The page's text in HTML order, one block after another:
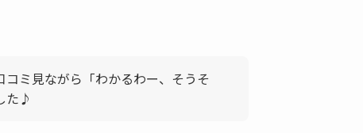
ミ見ながら「わかるわー、そうそ
た♪